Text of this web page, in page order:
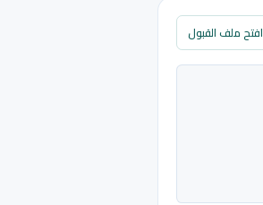
افتح ملف القبول